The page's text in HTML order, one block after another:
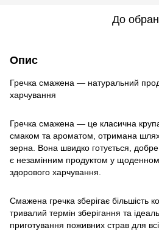
До
Опис
Гречка смажена — натуральний
харчування
Гречка смажена — це класична
смаком та ароматом, отримана
зерна. Вона швидко готується,
є незамінним продуктом у
здорового харчування.
Смажена гречка зберігає більшість
тривалий термін зберігання та
приготування поживних страв для